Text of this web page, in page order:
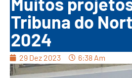
Tribuna do
2024
29 Dez 2023 6:38 Am